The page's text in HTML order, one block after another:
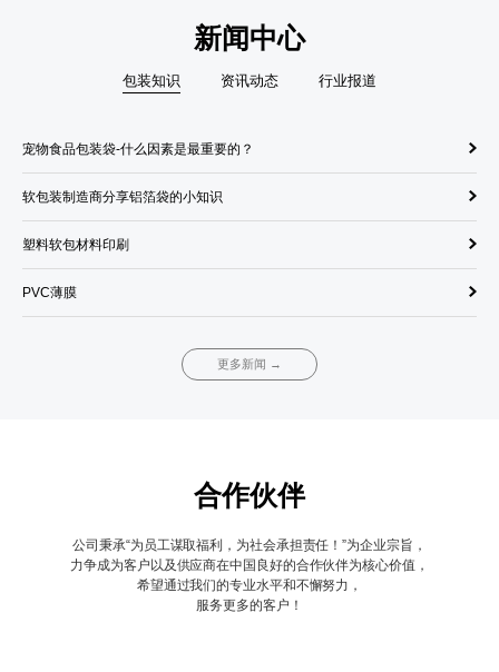
新闻中心
包装知识 资讯动态 行业报道
宠物食品包装袋-什么因素是最重要的？
软包装制造商分享铝箔袋的小知识
塑料软包材料印刷
PVC薄膜
更多新闻 →
合作伙伴
公司秉承“为员工谋取福利，为社会承担责任！”为企业宗旨，
力争成为客户以及供应商在中国良好的合作伙伴为核心价值，
希望通过我们的专业水平和不懈努力，
服务更多的客户！